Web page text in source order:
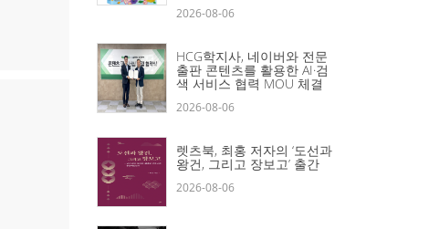
2026-08-06
HCG학지사, 네이버와 전문
출판 콘텐츠를 활용한 AI·검
색 서비스 협력 MOU 체결
2026-08-06
렛츠북, 최홍 저자의 ‘도선과
왕건, 그리고 장보고’ 출간
2026-08-06